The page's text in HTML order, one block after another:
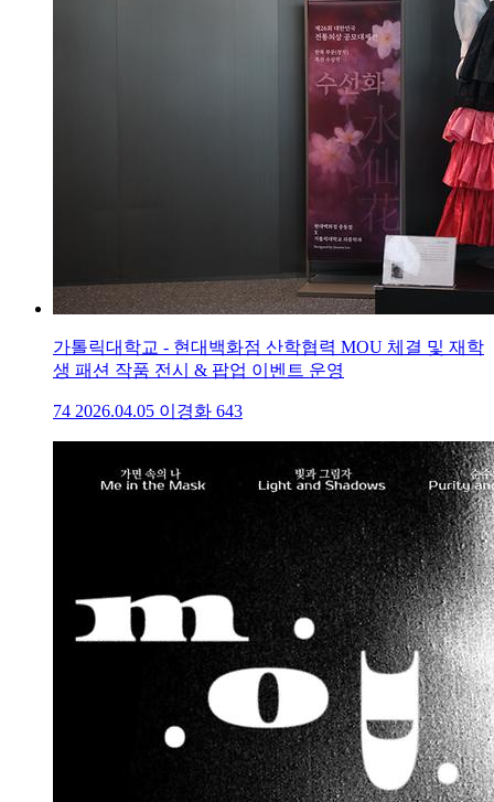
가톨릭대학교 - 현대백화점 산학협력 MOU 체결 및 재학
생 패션 작품 전시 & 팝업 이벤트 운영
74 2026.04.05 이경화 643